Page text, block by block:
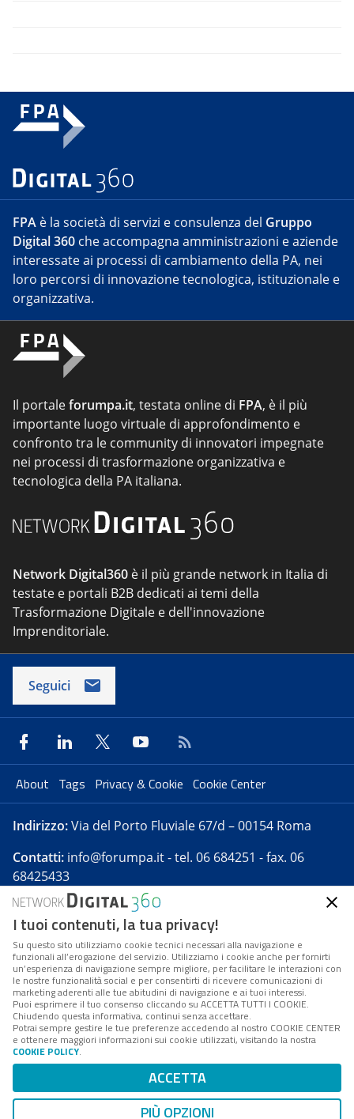
FPA è la società di servizi e consulenza del Gruppo
Digital 360 che accompagna amministrazioni e aziende
interessate ai processi di cambiamento della PA, nei
loro percorsi di innovazione tecnologica, istituzionale e
organizzativa.
Il portaleforumpa.it, testata online di FPA, è il più
importante luogo virtuale di approfondimento e
confronto tra le community di innovatori impegnate
nei processi di trasformazione organizzativa e
tecnologica della PA italiana.
Network Digital360 è il più grande network in Italia di
testate e portali B2B dedicati ai temi della
Trasformazione Digitale e dell'innovazione
Imprenditoriale.
Seguici
About Tags Privacy & Cookie Cookie Center
Indirizzo:Via del Porto Fluviale 67/d – 00154 Roma
Contatti: info@forumpa.it- tel. 06 684251 - fax. 06
68425433
Forumpa.itè una pubblicazione telematica iscritta
presso Registro della stampa del Tribunale di Roma -
Reg. n. 182 del 2 maggio 2008 - Direttore resp. Michela
Stentella
FPA s.r.l. è società soggetta a Direzione e
Coordinamento da parte di Digital360 S.p.A. - FPA s.r.l.
è un'azienda certificata per il sistema di management
Codice Fiscale/Partita IVA n. 10693191008 - R.E.A. Roma
n. 1249791. ISP AWS
Mappa del sito
I tuoi contenuti, la tua privacy!
Su questo sito utilizziamo cookie tecnici necessari alla navigazione e
funzionali all’erogazione del servizio. Utilizziamo i cookie anche per fornirti
un’esperienza di navigazione sempre migliore, per facilitare le interazioni con
le nostre funzionalità social e per consentirti di ricevere comunicazioni di
marketing aderenti alle tue abitudini di navigazione e ai tuoi interessi.
Puoi esprimere il tuo consenso cliccando su ACCETTA TUTTI I COOKIE.
Chiudendo questa informativa, continui senza accettare.
Potrai sempre gestire le tue preferenze accedendo al nostro COOKIE CENTER
e ottenere maggiori informazioni sui cookie utilizzati, visitando la nostra
COOKIE POLICY.
ACCETTA
PIÙ OPZIONI